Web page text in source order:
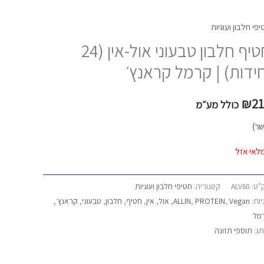
חלבון ועוגיות
חטיף חלבון טבעוני אול-אין (24
| קרמל קראנץ׳
₪ כולל מע״מ
אזל
ALV60 קטגוריה: חטיפי חלבון ועוגיות
ALLIN, PROTEIN, Vegan
, אול, אין, חטיף, חלבון, טבעוני, קראנץ׳,
תוספי תזונה